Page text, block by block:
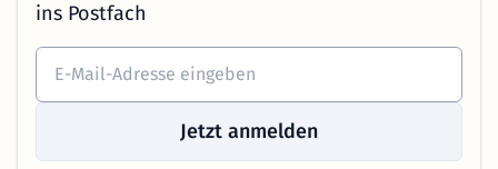
ins Postfach
Jetzt anmelden